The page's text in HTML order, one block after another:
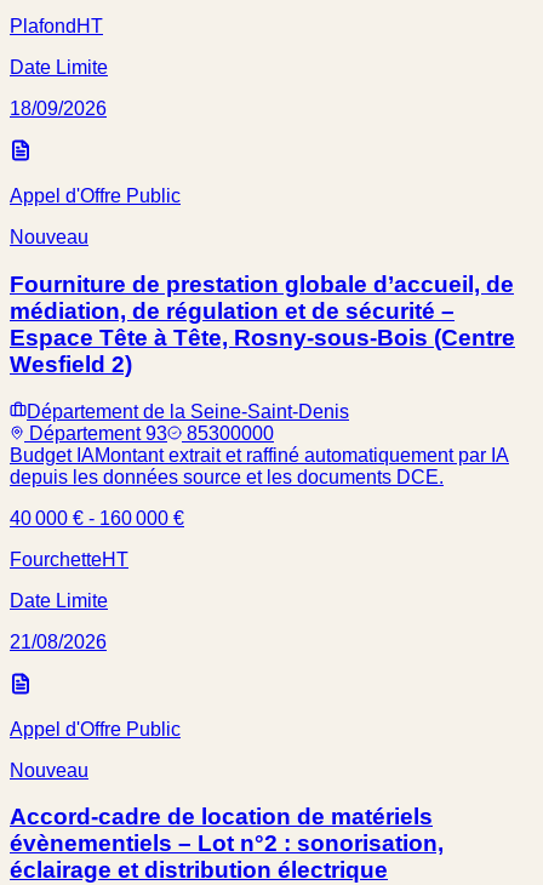
Plafond HT
Date Limite
18/09/2026
Appel d'Offre Public
Nouveau
Fourniture de prestation globale d’accueil, de
médiation, de régulation et de sécurité –
Espace Tête à Tête, Rosny-sous-Bois (Centre
Wesfield 2)
Département de la Seine-Saint-Denis
Département 93
85300000
Budget IAMontant extrait et raffiné automatiquement par IA
depuis les données source et les documents DCE.
40 000 € - 160 000 €
FourchetteHT
Date Limite
21/08/2026
Appel d'Offre Public
Nouveau
Accord-cadre de location de matériels
évènementiels – Lot n°2 : sonorisation,
éclairage et distribution électrique